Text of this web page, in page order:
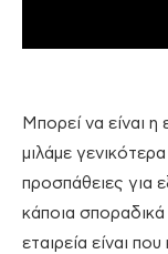
Μπορεί να είναι
μιλάμε γενικότερα
προσπάθειες για
κάποια
εταιρεία είναι